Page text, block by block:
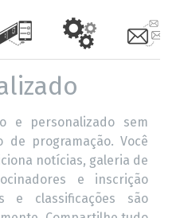
e personalizado sem
de programação. Você
notícias, galeria de
e inscrição
e classificações são